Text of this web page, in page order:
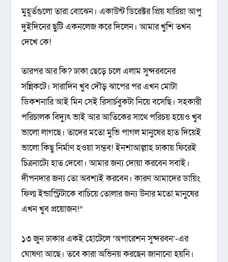
মুহূর্তগুলো তারা বোঝেন। একাউন্ট ডিরেক্টর প্রিয় যারিয়া আপু
দুইদিনের ছুটি একনলেজ করে দিলেন। আমার খুশি তখন
দেখে কে!
তারপর আর কি? ঢাকা ছেড়ে চলে এলাম সুন্দরবনের
সন্নিকটে। সারাদিন খুব দৌড় ঝাপের পর এখন মোটা
ডিকশনারি আই মিন সেই রিসার্চবুকটা নিয়ে বসেছি। সহকারী
পরিচালক বিদ্যুৎ ভাই আর আতিকের সাথে পরিচয় হয়েও খুব
ভালো লাগছে। তাদের মতো মুভি পাগল মানুষের হাত দিয়েই
ভালো কিছু নির্মাণ হওয়া সম্ভব! ইনশাআল্লাহ ঢাকায় ফিরেই
চিত্রনাট্যে হাত দেবো। আমার জন্য দোয়া করবেন সবাই।
দীপনদার জন্য তো অবশ্যই করবেন। কারণ আমাদের ডায়িং
ফিল্ম ইন্ডাস্ট্রিটাকে বাচিয়ে তোলার জন্য উনার মতো মানুষের
এখন খুব প্রয়োজন!”
১৩ জুন ঢাকার একই হোটেলে ‘অপারেশন সুন্দরবন’-এর
ঘোষণা আছে। তবে কারা অভিনয় করছেন জানানো হয়নি।